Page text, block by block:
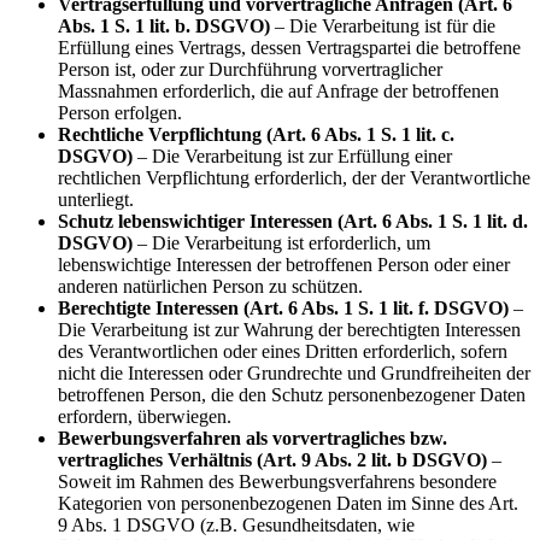
Vertragserfüllung und vorvertragliche Anfragen (Art. 6
Abs. 1 S. 1 lit. b. DSGVO) – Die Verarbeitung ist für die
Erfüllung eines Vertrags, dessen Vertragspartei die betroffene
Person ist, oder zur Durchführung vorvertraglicher
Massnahmen erforderlich, die auf Anfrage der betroffenen
Person erfolgen.
Rechtliche Verpflichtung (Art. 6 Abs. 1 S. 1 lit. c.
DSGVO) – Die Verarbeitung ist zur Erfüllung einer
rechtlichen Verpflichtung erforderlich, der der Verantwortliche
unterliegt.
Schutz lebenswichtiger Interessen (Art. 6 Abs. 1 S. 1 lit. d.
DSGVO) – Die Verarbeitung ist erforderlich, um
lebenswichtige Interessen der betroffenen Person oder einer
anderen natürlichen Person zu schützen.
Berechtigte Interessen (Art. 6 Abs. 1 S. 1 lit. f. DSGVO) –
Die Verarbeitung ist zur Wahrung der berechtigten Interessen
des Verantwortlichen oder eines Dritten erforderlich, sofern
nicht die Interessen oder Grundrechte und Grundfreiheiten der
betroffenen Person, die den Schutz personenbezogener Daten
erfordern, überwiegen.
Bewerbungsverfahren als vorvertragliches bzw.
vertragliches Verhältnis (Art. 9 Abs. 2 lit. b DSGVO) –
Soweit im Rahmen des Bewerbungsverfahrens besondere
Kategorien von personenbezogenen Daten im Sinne des Art.
9 Abs. 1 DSGVO (z.B. Gesundheitsdaten, wie